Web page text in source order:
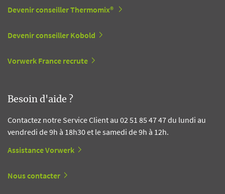
Devenir conseiller Thermomix®
Devenir conseiller Kobold
Vorwerk France recrute
Besoin d'aide ?
Contactez notre Service Client au 02 51 85 47 47 du lundi au
vendredi de 9h à 18h30 et le samedi de 9h à 12h.
Assistance Vorwerk
Nous contacter